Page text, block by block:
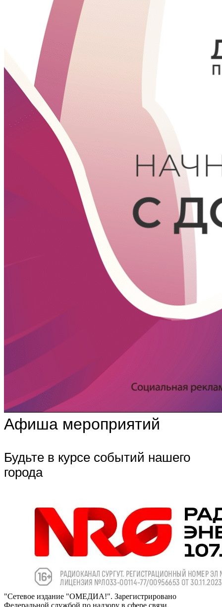
Афиша мероприятий
Будьте в курсе событий нашего
города
"Сетевое издание "ОМЕДИА!". Зарегистрировано
Федеральной службой по надзору в сфере связи,